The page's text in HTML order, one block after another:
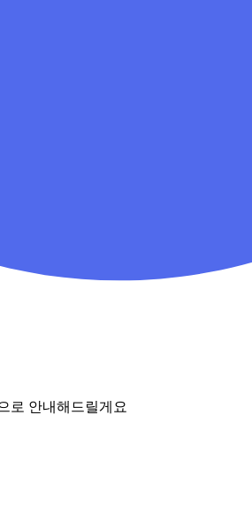
로 안내해드릴게요